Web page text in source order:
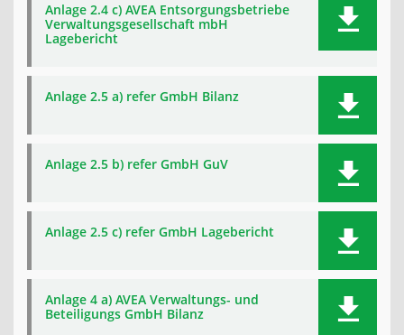
Anlage 2.4 c) AVEA Entsorgungsbetriebe
Verwaltungsgesellschaft mbH
Lagebericht
Anlage 2.5 a) refer GmbH Bilanz
Anlage 2.5 b) refer GmbH GuV
Anlage 2.5 c) refer GmbH Lagebericht
Anlage 4 a) AVEA Verwaltungs- und
Beteiligungs GmbH Bilanz